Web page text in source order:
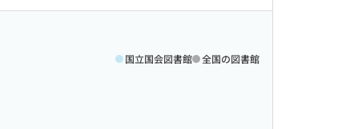
国立国会図書館 全国の図書館